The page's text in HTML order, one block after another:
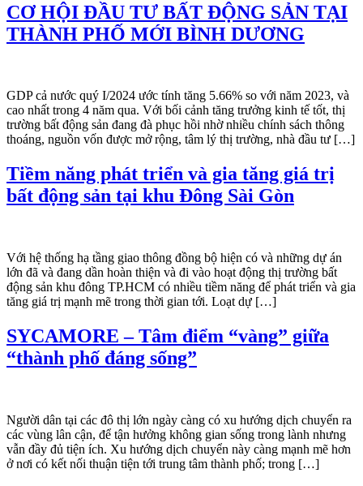
CƠ HỘI ĐẦU TƯ BẤT ĐỘNG SẢN TẠI
THÀNH PHỐ MỚI BÌNH DƯƠNG
GDP cả nước quý I/2024 ước tính tăng 5.66% so với năm 2023, và
cao nhất trong 4 năm qua. Với bối cảnh tăng trưởng kinh tế tốt, thị
trường bất động sản đang đà phục hồi nhờ nhiều chính sách thông
thoáng, nguồn vốn được mở rộng, tâm lý thị trường, nhà đầu tư […]
Tiềm năng phát triển và gia tăng giá trị
bất động sản tại khu Đông Sài Gòn
Với hệ thống hạ tầng giao thông đồng bộ hiện có và những dự án
lớn đã và đang dần hoàn thiện và đi vào hoạt động thị trường bất
động sản khu đông TP.HCM có nhiều tiềm năng để phát triển và gia
tăng giá trị mạnh mẽ trong thời gian tới. Loạt dự […]
SYCAMORE – Tâm điểm “vàng” giữa
“thành phố đáng sống”
Người dân tại các đô thị lớn ngày càng có xu hướng dịch chuyển ra
các vùng lân cận, để tận hưởng không gian sống trong lành nhưng
vẫn đầy đủ tiện ích. Xu hướng dịch chuyển này càng mạnh mẽ hơn
ở nơi có kết nối thuận tiện tới trung tâm thành phố; trong […]